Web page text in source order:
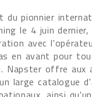
du pionnier
le 4 juin
avec
en avant pour
Napster offre aux
large catalogue